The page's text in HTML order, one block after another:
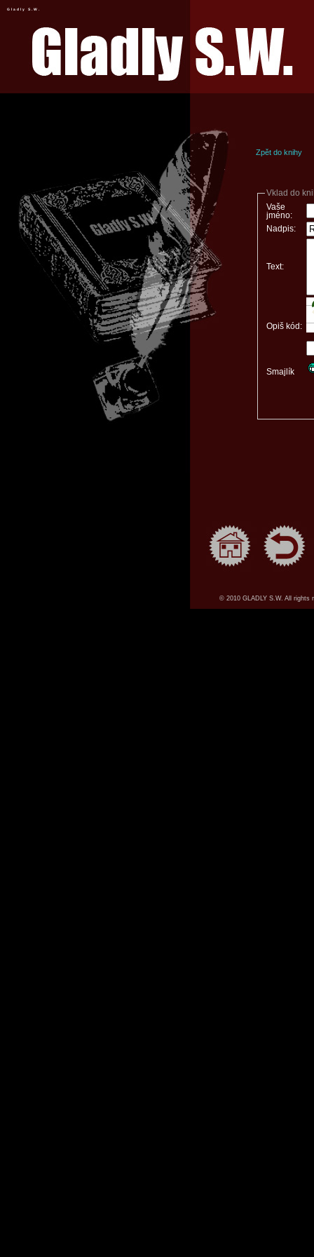
Gladly S.W.
Zpět do knihy
Vklad do
Vaše
jméno:
Nadpis:
Text:
Opiš kód:
Smajlík
© 2010 GLADLY S.W. All